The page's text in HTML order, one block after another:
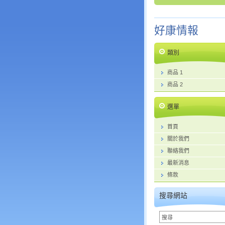
好康情報
類別
商品 1
商品 2
選單
首頁
關於我們
聯絡我們
最新消息
條款
搜尋網站